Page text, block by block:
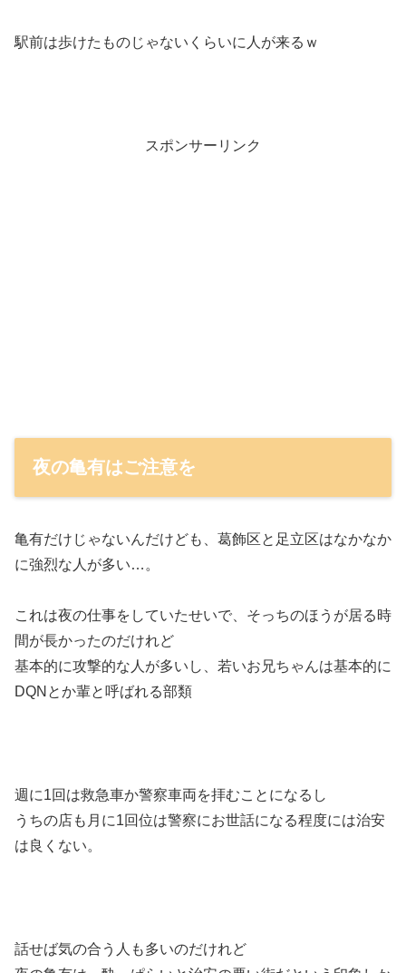
駅前は歩けたものじゃないくらいに人が来るｗ
スポンサーリンク
夜の亀有はご注意を
亀有だけじゃないんだけども、葛飾区と足立区はなかなか
に強烈な人が多い…。
これは夜の仕事をしていたせいで、そっちのほうが居る時
間が長かったのだけれど
基本的に攻撃的な人が多いし、若いお兄ちゃんは基本的に
DQNとか輩と呼ばれる部類
週に1回は救急車か警察車両を拝むことになるし
うちの店も月に1回位は警察にお世話になる程度には治安
は良くない。
話せば気の合う人も多いのだけれど